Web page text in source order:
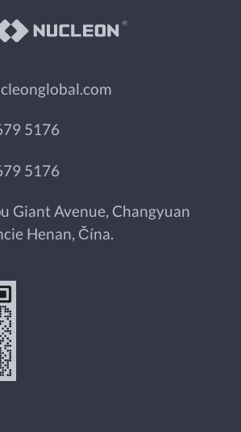
5176
5176
Giant Avenue, Changyuan
Henan, Čína.